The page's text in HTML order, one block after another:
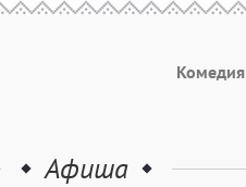
Комедия
Афиша